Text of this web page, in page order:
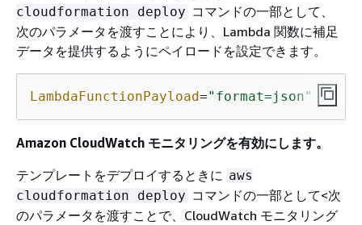
cloudformation deploy コマンドの一部として、
次のパラメータを渡すことにより、Lambda 関数に補足
データを提供するようにペイロードを設定できます。
LambdaFunctionPayload="format=json"
Amazon CloudWatch モニタリングを有効にします。
テンプレートをデプロイするときに aws
cloudformation deploy コマンドの一部として<次
のパラメータを渡すことで、CloudWatch モニタリング